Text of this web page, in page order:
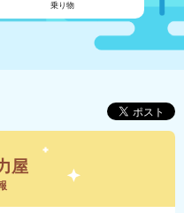
乗り物
屋